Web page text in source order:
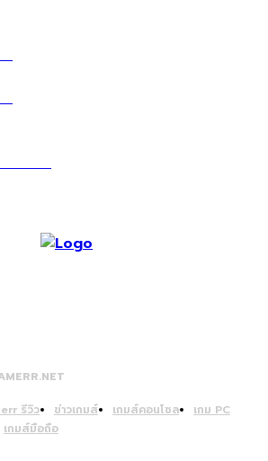
มาส์23
รีวิว ข่าวเกมส์ เกมส์คอนโซล
เกม PC
เกมส์มือถือ